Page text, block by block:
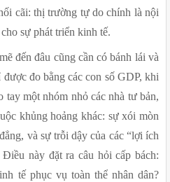
cãi: thị trường tự do chính là nội
sự phát triển kinh tế.
đến đâu cũng cần có bánh lái và
đo bằng các con số GDP, khi
tay một nhóm nhỏ các nhà tư bản,
khủng hoảng khác: sự xói mòn
và sự trỗi dậy của các “lợi ích
này đặt ra câu hỏi cấp bách:
tế phục vụ toàn thể nhân dân?